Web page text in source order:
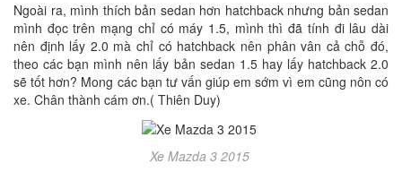
Ngoài ra, mình thích bản sedan hơn hatchback nhưng bản sedan
mình đọc trên mạng chỉ có máy 1.5, mình thì đã tính đi lâu dài
nên định lấy 2.0 mà chỉ có hatchback nên phân vân cả chỗ đó,
theo các bạn mình nên lấy bản sedan 1.5 hay lấy hatchback 2.0
sẽ tốt hơn? Mong các bạn tư vấn giúp em sớm vì em cũng nôn có
xe. Chân thành cám ơn.( Thiên Duy)
Xe Mazda 3 2015